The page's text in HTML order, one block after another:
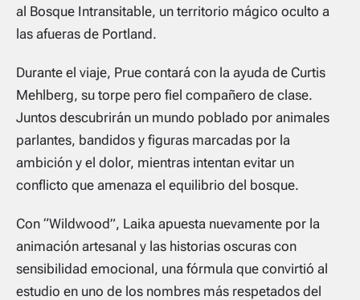
al Bosque Intransitable, un territorio mágico oculto a
las afueras de Portland.
Durante el viaje, Prue contará con la ayuda de Curtis
Mehlberg, su torpe pero fiel compañero de clase.
Juntos descubrirán un mundo poblado por animales
parlantes, bandidos y figuras marcadas por la
ambición y el dolor, mientras intentan evitar un
conflicto que amenaza el equilibrio del bosque.
Con “Wildwood”, Laika apuesta nuevamente por la
animación artesanal y las historias oscuras con
sensibilidad emocional, una fórmula que convirtió al
estudio en uno de los nombres más respetados del